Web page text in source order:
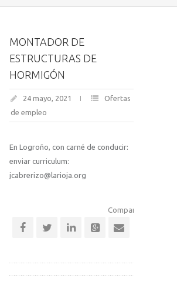
MONTADOR DE
ESTRUCTURAS DE
HORMIGÓN
24 mayo, 2021
Ofertas
de empleo
En Logroño, con carné de conducir:
enviar curriculum:
jcabrerizo@larioja.org
Comparte esta